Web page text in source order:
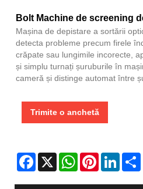
Bolt Machine de screening
Mașina de depistare a sortării
detecta probleme precum firele
crăpate sau lungimile incorecte,
și simplu turnați șuruburile în
cameră și distinge automat între
Trimite o anchetă
Facebook
X WhatsAppPinterest